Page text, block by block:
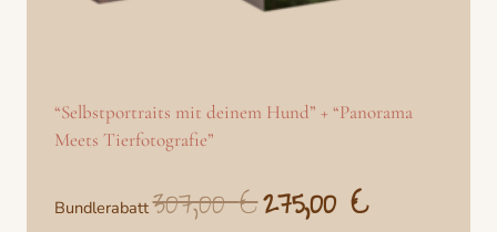
“Selbstportraits mit deinem Hund” + “Panorama
Meets Tierfotografie”
Bundlerabatt 307,00€ Ursprünglicher
Preis
275,00 €Preis